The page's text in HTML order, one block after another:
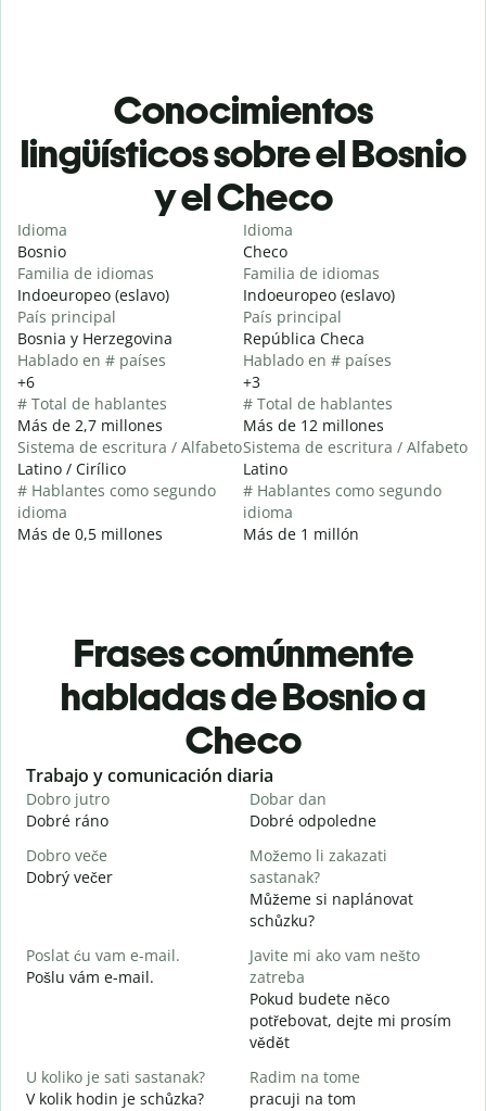
Conocimientos
lingüísticos sobre el Bosnio
y el Checo
Idioma
Bosnio
Familia de idiomas
Indoeuropeo (eslavo)
País principal
Bosnia y Herzegovina
Hablado en # países
+6
# Total de hablantes
Más de 2,7 millones
Sistema de escritura / Alfabeto
Latino / Cirílico
# Hablantes como segundo
idioma
Más de 0,5 millones
Idioma
Checo
Familia de idiomas
Indoeuropeo (eslavo)
País principal
República Checa
Hablado en # países
+3
# Total de hablantes
Más de 12 millones
Sistema de escritura / Alfabeto
Latino
# Hablantes como segundo
idioma
Más de 1 millón
Frases comúnmente
habladas de Bosnio a
Checo
Slide 1 of 6
Trabajo y comunicación diaria
Dobro jutro
Dobré ráno
Dobar dan
Dobré odpoledne
Dobro veče
Dobrý večer
Možemo li zakazati
sastanak?
Můžeme si naplánovat
schůzku?
Poslat ću vam e-mail.
Pošlu vám e-mail.
Javite mi ako vam nešto
zatreba
Pokud budete něco
potřebovat, dejte mi prosím
vědět
U koliko je sati sastanak?
V kolik hodin je schůzka?
Radim na tome
pracuji na tom